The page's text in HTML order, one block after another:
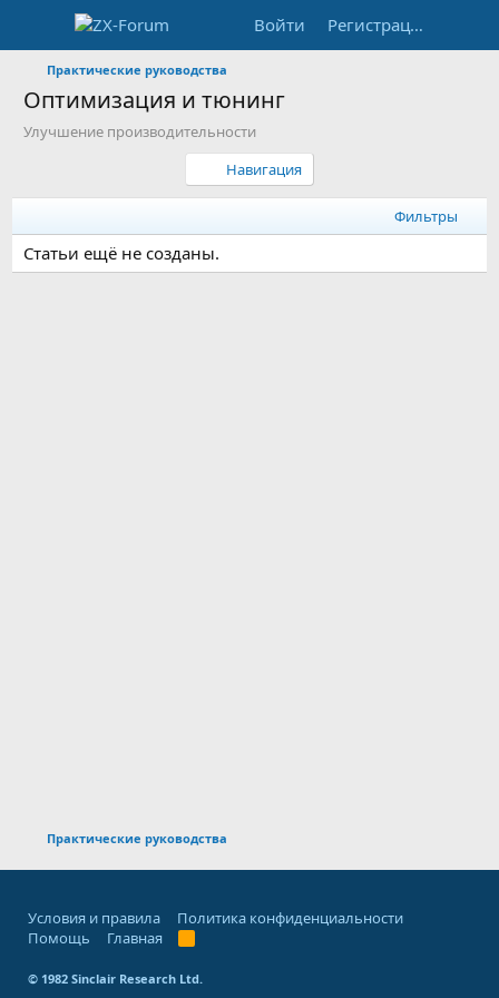
Войти Регистрация
Практические руководства
Оптимизация и тюнинг
Улучшение производительности
Навигация
Фильтры
Статьи ещё не созданы.
Практические руководства
Условия и правила
Политика конфиденциальности
Помощь
Главная
R
© 1982 Sinclair Research Ltd.